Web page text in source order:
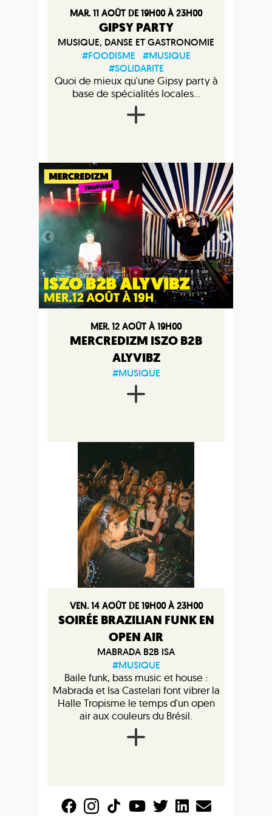
MAR. 11 AOÛT DE 19H00 À 23H00
GIPSY PARTY
MUSIQUE, DANSE ET GASTRONOMIE
#FOODISME
#MUSIQUE
#SOLIDARITE
Quoi de mieux qu'une Gipsy party à
base de spécialités locales...
MER. 12 AOÛT À 19H00
MERCREDIZM ISZO B2B
ALYVIBZ
#MUSIQUE
VEN. 14 AOÛT DE 19H00 À 23H00
SOIRÉE BRAZILIAN FUNK EN
OPEN AIR
MABRADA B2B ISA
#MUSIQUE
Baile funk, bass music et house :
Mabrada et Isa Castelari font vibrer la
Halle Tropisme le temps d'un open
air aux couleurs du Brésil.